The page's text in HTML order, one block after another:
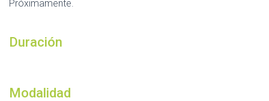
Próximamente.
Duración
Modalidad